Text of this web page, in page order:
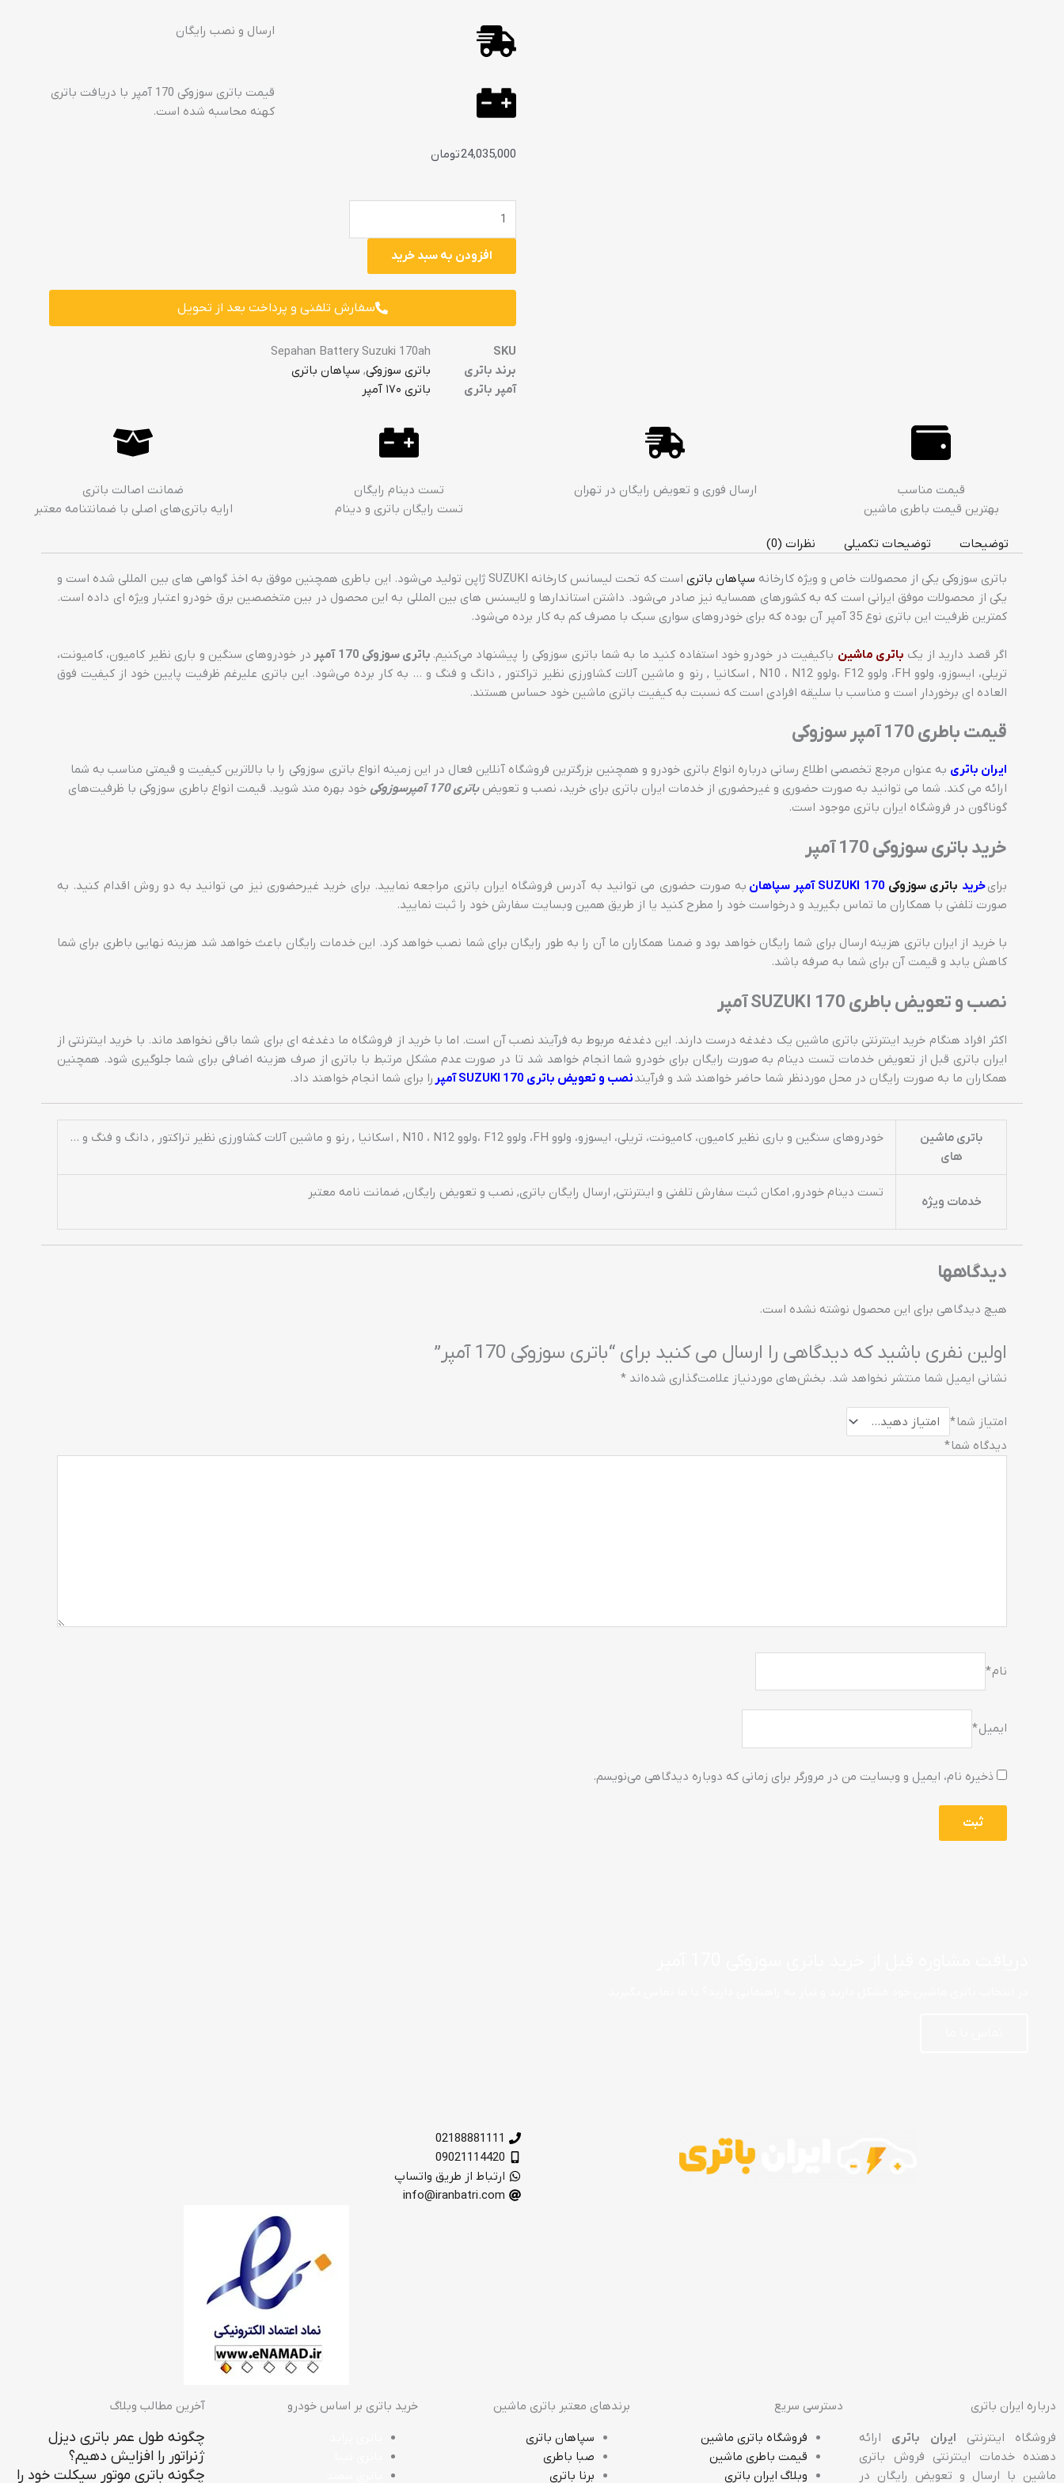
ارسال و نصب رایگان
قیمت باتری سوزوکی 170 آمپر با دریافت باتری
کهنه محاسبه شده است.
24,035,000تومان
سوزوکی
افزودن به سبد خرید
سفارش تلفنی و پرداخت بعد از تحویل
SKU
Sepahan Battery Suzuki 170ah
برند باتری
باتری سوزوکی, سپاهان باتری
آمپر باتری
باتری ۱۷۰ آمپر
قیمت مناسب
بهترین قیمت باطری ماشین
ارسال فوری و تعویض رایگان در تهران
تست دینام رایگان
تست رایگان باتری و دینام
ضمانت اصالت باتری
ارايه باتری‌های اصلی با ضمانتنامه معتبر
توضیحات توضیحات تکمیلی نظرات (0)
باتری سوزوکی یکی از محصولات خاص و ویژه کارخانه سپاهان باتری
است که تحت لیسانس کارخانه SUZUKI ژاپن تولید می‌شود. این باطری همچنین موفق به اخذ گواهی های بین المللی شده است و
یکی از محصولات موفق ایرانی است که به کشورهای همسایه نیز صادر می‌شود. داشتن استاندارها و لایسنس های بین المللی به این محصول در بین متخصصین برق خودرو اعتبار ویژه ای داده است.
کمترین ظرفیت این باتری نوع 35 آمپر آن بوده که برای خودروهای سواری سبک با مصرف کم به کار برده می‌شود.
اگر قصد دارید از یک باتری ماشین باکیفیت در خودرو خود استفاده کنید ما به شما باتری سوزوکی را پیشنهاد می‌کنیم. باتری سوزوکی 170 آمپر
در خودروهای سنگین و باری نظیر کامیون، کامیونت،
تریلی، ایسوزو، ولوو FH، ولوو F12 ،ولوو N10 ، N12 , اسکانیا , رنو و ماشین آلات کشاورزی نظیر تراکتور , دانگ و فنگ و … به کار برده می‌شود. این باتری علیرغم ظرفیت پایین خود از کیفیت فوق
العاده ای برخوردار است و مناسب با سلیقه افرادی است که نسبت به کیفیت باتری ماشین خود حساس هستند.
قیمت باطری 170 آمپر سوزوکی
ایران باتری به عنوان مرجع تخصصی اطلاع رسانی درباره انواع باتری خودرو و همچنین بزرگترین فروشگاه آنلاین فعال در این زمینه انواع باتری سوزوکی را با بالاترین کیفیت و قیمتی مناسب به شما
ارائه می کند. شما می توانید به صورت حضوری و غیرحضوری از خدمات ایران باتری برای خرید، نصب و تعویضباتری 170 آمپرسوزوکی
خود بهره مند شوید. قیمت انواع باطری سوزوکی با ظرفیت‌های
گوناگون در فروشگاه ایران باتری موجود است.
خرید باتری سوزوکی 170 آمپر
برایخرید باتری سوزوکی
به صورت حضوری می توانید به آدرس فروشگاه ایران باتری مراجعه نمایید. برای خرید غیرحضوری نیز می توانید به دو روش اقدام کنید. به
صورت تلفنی با همکاران ما تماس بگیرید و درخواست خود را مطرح کنید یا از طریق همین وبسایت سفارش خود را ثبت نمایید.
با خرید از ایران باتری هزینه ارسال برای شما رایگان خواهد بود و ضمنا همکاران ما آن را به طور رایگان برای شما نصب خواهد کرد. این خدمات رایگان باعث خواهد شد هزینه نهایی باطری برای شما
کاهش یابد و قیمت آن برای شما به صرفه باشد.
نصب و تعویض باطری SUZUKI 170 آمپر
اکثر افراد هنگام خرید اینترنتی باتری ماشین یک دغدغه درست دارند. این دغدغه مربوط به فرآیند نصب آن است. اما با خرید از فروشگاه ما دغدغه ای برای شما باقی نخواهد ماند. با خرید اینترنتی از
ایران باتری قبل از تعویض خدمات تست دینام به صورت رایگان برای خودرو شما انجام خواهد شد تا در صورت عدم مشکل مرتبط با باتری از صرف هزینه اضافی برای شما جلوگیری شود. همچنین
همکاران ما به صورت رایگان در محل موردنظر شما حاضر خواهند شد و فرآیندنصب و تعویض باتری SUZUKI 170 آمپر را برای شما انجام خواهند داد.
باتری ماشین
های
خودروهای سنگین و باری نظیر کامیون، کامیونت، تریلی، ایسوزو، ولوو FH، ولوو F12 ،ولوو N10 ، N12 , اسکانیا , رنو و ماشین آلات کشاورزی نظیر تراکتور , دانگ و فنگ و …
خدمات ویژه
تست دینام خودرو, امکان ثبت سفارش تلفنی و اینترنتی, ارسال رایگان باتری, نصب و تعویض رایگان, ضمانت نامه معتبر
دیدگاهها
هیچ دیدگاهی برای این محصول نوشته نشده است.
اولین نفری باشید که دیدگاهی را ارسال می کنید برای “باتری سوزوکی 170 آمپر”
نشانی ایمیل شما منتشر نخواهد شد. بخش‌های موردنیاز علامت‌گذاری شده‌اند *
امتیاز شما*
دیدگاه شما*
نام*
ایمیل*
ذخیره نام، ایمیل و وبسایت من در مرورگر برای زمانی که دوباره دیدگاهی می‌نویسم.
02188881111
09021114420
ارتباط از طریق واتساپ
info@iranbatri.com
درباره ایران باتری
فروشگاه اینترنتی ایران باتری ارائه
دهنده خدمات اینترنتی فروش باتری
ماشین با ارسال و تعویض رایگان در
دسترسی سریع
فروشگاه باتری ماشین
قیمت باطری ماشین
وبلاگ ایران باتری
برندهای معتبر باتری ماشین
سپاهان باتری
صبا باطری
برنا باتری
خرید باتری بر اساس خودرو
آخرین مطالب وبلاگ
چگونه طول عمر باتری دیزل
ژنراتور را افزایش دهیم؟
چگونه باتری موتور سیکلت خود را